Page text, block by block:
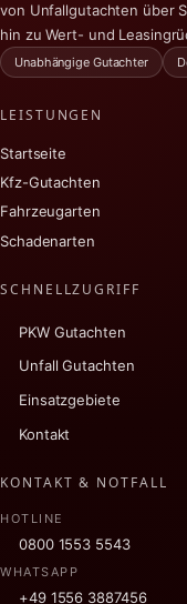
von Unfallgutachten über
hin zu Wert- und
Unabhängige Gutachter
LEISTUNGEN
Startseite
Kfz-Gutachten
Fahrzeugarten
Schadenarten
SCHNELLZUGRIFF
PKW Gutachten
Unfall Gutachten
Einsatzgebiete
Kontakt
KONTAKT & NOTFALL
HOTLINE
0800 1553 5543
WHATSAPP
+49 1556 3887456